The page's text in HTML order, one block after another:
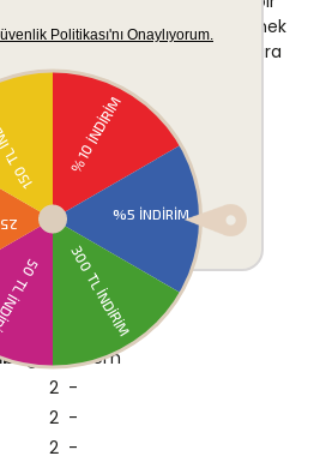
cm kaseler çorba ve yan yemek
yemek kullanımının yanı sıra
ve uzun misafir
tercih edilebilir.
27 cm
12 21 cm
12 15 cm
-
35 cm
30 cm
22 cm
2 -
2 -
2 -